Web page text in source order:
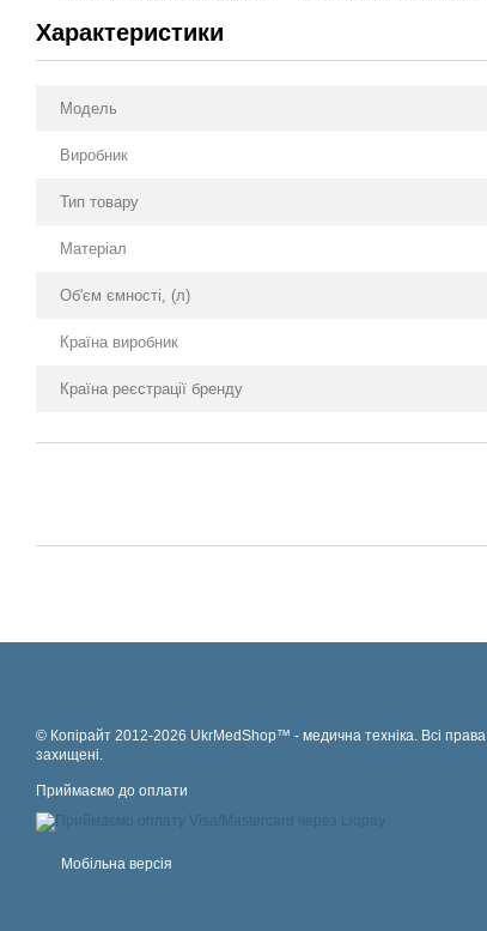
Характеристики
Модель
Виробник
Тип товару
Матеріал
Об'єм ємності, (л)
Країна виробник
Країна реєстрації бренду
© Копірайт 2012-2026 UkrMedShop™ - медична техніка. Всі права
захищені.
Приймаємо до оплати
Мобільна версія